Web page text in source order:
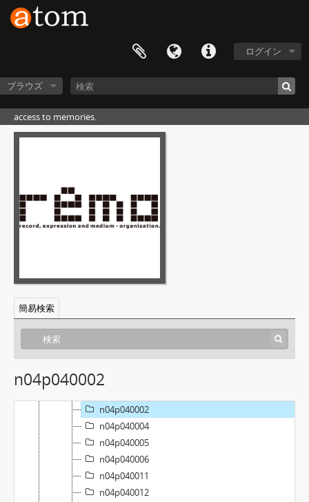
ログイン
ブラウズ
access to memories.
簡易検索
n04p040002
[フォンド] SN01 - 中島敏フォトアーカイブ, 1969-01-01 - 1995-12-31
[ファイル] N04 - アルバム#04, 1973-00-00
[パート] P04 - ページ#04, 1973-05-01
n04p040002
n04p040004
n04p040005
n04p040006
n04p040011
n04p040012